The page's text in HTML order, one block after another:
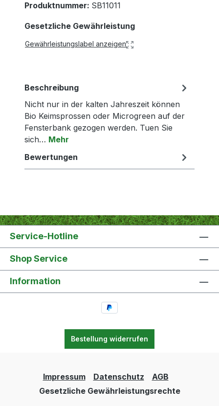
Produktnummer: SB11011
Gesetzliche Gewährleistung
Gewährleistungslabel anzeigen
Beschreibung
Nicht nur in der kalten Jahreszeit können
Bio Keimsprossen oder Microgreen auf der
Fensterbank gezogen werden. Tuen Sie
sich… Mehr
Bewertungen
Service-Hotline
Shop Service
Information
Bestellung widerrufen
Impressum Datenschutz
AGB
Gesetzliche Gewährleistungsrechte